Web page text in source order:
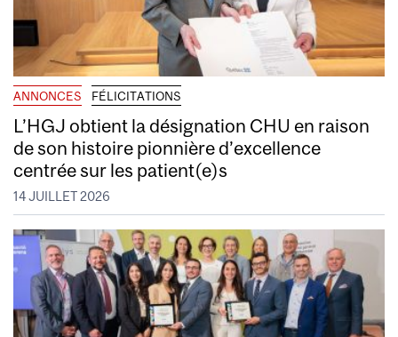
ANNONCES FÉLICITATIONS
L’HGJ obtient la désignation CHU en raison
de son histoire pionnière d’excellence
centrée sur les patient(e)s
14 JUILLET 2026